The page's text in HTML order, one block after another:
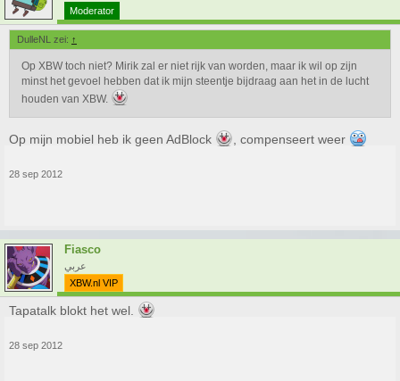
Moderator
DulleNL zei: ↑
Op XBW toch niet? Mirik zal er niet rijk van worden, maar ik wil op zijn
minst het gevoel hebben dat ik mijn steentje bijdraag aan het in de lucht
houden van XBW.
Op mijn mobiel heb ik geen AdBlock , compenseert weer
28 sep 2012
Fiasco
عربي
XBW.nl VIP
Tapatalk blokt het wel.
28 sep 2012